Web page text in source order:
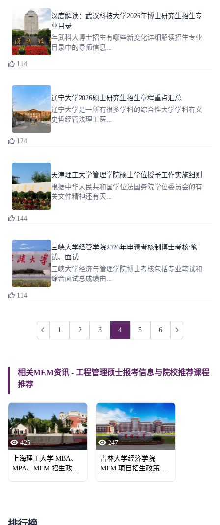
深度解读：武汉科技大学2026年博士研究生招生专
业目录
年武科大博士招生有哪些新变化详细解读招生专业
目录中的导师信息...
114
辽宁大学2026硕士研究生招生章程重点汇总
辽宁大学是一所有很多学科的综合性大学学科有文
史哲经管法理工医...
124
天津理工大学管理学院硕士学位授予工作实施细则
根据中华人民共和国学位法国务院学位委员会的有
关文件精神还有天...
144
三峡大学经管学院2026年申请考核制博士考核:笔
试、面试
三峡大学经济与管理学院博士考核包括专业笔试和
综合面试总成绩由...
114
上一页
1 2 3 4 5 6
下一页
相关MEM资讯 - 工程管理硕士报考信息与院校推荐课程
推荐
425
上海理工大学 MBA、
MPA、MEM 招生政策
247
吉林大学经济学院
MEM 项目招生政策宣